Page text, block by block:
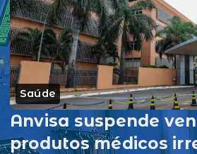
Saúde
Anvisa suspende
produtos médicos